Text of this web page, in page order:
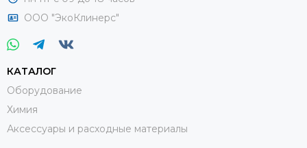
ООО "ЭкоКлинерс"
КАТАЛОГ
Оборудование
Химия
Аксессуары и расходные материалы